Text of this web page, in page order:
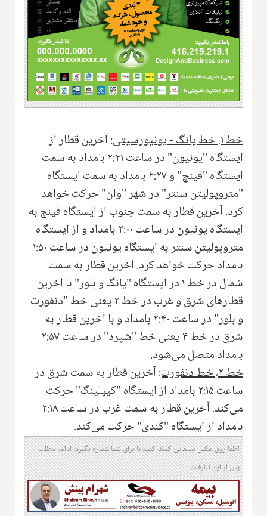
خط ۱، خط یانگ - یونیورسیتی:
آخرین قطار از
ایستگاه "یونیون" در ساعت ۲:۳۱ بامداد به سمت
ایستگاه "فینچ" و ۲:۲۷ بامداد به سمت ایستگاه
"متروپولیتن سنتر" در شهر "وان" حرکت خواهد
کرد. آخرین قطار به سمت جنوب از ایستگاه فینچ به
ایستگاه یونیون در ساعت ۲:۰۰ بامداد و از ایستگاه
متروپولیتن سنتر به ایستگاه یونیون در ساعت ۱:۵۰
بامداد حرکت خواهد کرد. آخرین قطار به سمت
شمال در خط ۱ در ایستگاه "یانگ و بلور" با آخرین
قطارهای شرق و غرب در خط ۲ یعنی خط "دنفورت
و بلور" در ساعت ۲:۴۰ بامداد و با آخرین قطار به
شرق در خط ۴ یعنی خط "شپرد" در ساعت ۲:۵۷
بامداد متصل می‌شود.
خط ۲، خط دنفورت:
آخرین قطار به سمت شرق در
ساعت ۲:۱۵ بامداد از ایستگاه "کیپلینگ" حرکت
می‌کند. آخرین قطار به سمت غرب در ساعت ۲:۱۸
بامداد از ایستگاه "کندی" حرکت می‌کند.
لطفا روی عکس تبلیغاتی کلیک کنید تا برای شما شماره بگیرد؛ ادامه مطلب
پس از این تبلیغات